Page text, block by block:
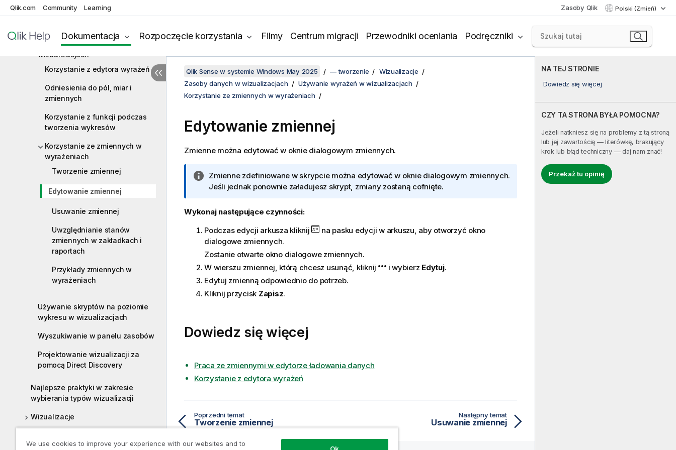
Qlik.com Community Learning Zasoby Qlik Polski (Zmień)
Dokumentacja Rozpoczęcie korzystania Filmy Centrum migracji Przewodniki oceniania Podręczniki
Ponowne używanie zasobów z
Używanie wyrażeń w
wizualizacjach
Korzystanie z edytora wyrażeń
Odniesienia do pól, miar i
zmiennych
Korzystanie z funkcji podczas
tworzenia wykresów
Korzystanie ze zmiennych w
wyrażeniach
Tworzenie zmiennej
Edytowanie zmiennej
Usuwanie zmiennej
Uwzględnianie stanów
zmiennych w zakładkach i
raportach
Przykłady zmiennych w
wyrażeniach
Używanie skryptów na poziomie
wykresu w wizualizacjach
Wyszukiwanie w panelu zasobów
Projektowanie wizualizacji za
pomocą Direct Discovery
Najlepsze praktyki w zakresie
wybierania typów wizualizacji
Wizualizacje
NA TEJ STRONIE
Dowiedz się więcej
CZY TA STRONA BYŁA POMOCNA?
Jeżeli natkniesz się na problemy z tą stroną
lub jej zawartością — literówkę, brakujący
krok lub błąd techniczny — daj nam znać!
Przekaż tu opinię
Qlik Sense w systemie Windows May 2025 — tworzenie
Wizualizacje
Zasoby danych w wizualizacjach
Używanie wyrażeń w wizualizacjach
Korzystanie ze zmiennych w wyrażeniach
Edytowanie zmiennej
Zmienne można edytować w oknie dialogowym zmiennych.
I
n
o
m
a
c
j
Zmienne zdefiniowane w skrypcie można edytować w oknie dialogowym zmiennych.
Jeśli jednak ponownie załadujesz skrypt, zmiany zostaną cofnięte.
Wykonaj następujące czynności:
Podczas edycji arkusza kliknij
na pasku edycji w arkuszu, aby otworzyć okno
dialogowe zmiennych.
Zostanie otwarte okno dialogowe zmiennych.
W wierszu zmiennej, którą chcesz usunąć, kliknij
i wybierz Edytuj.
Edytuj zmienną odpowiednio do potrzeb.
Kliknij przycisk Zapisz.
Dowiedz się więcej
Praca ze zmiennymi w edytorze ładowania danych
Korzystanie z edytora wyrażeń
Poprzedni temat
Tworzenie zmiennej
Następny temat
Usuwanie zmiennej
We use cookies to improve your experience with our websites and to